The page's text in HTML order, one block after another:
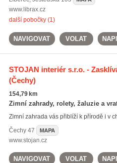
www.librax.cz
další pobočky (1)
NAVIGOVAT VOLAT
STOJAN interiér s.r.o. -
(Čechy)
154,79 km
Zimní zahrady, rolety, žaluzie a
Zimní zahrada vás přiblíží k přírodě i v
Čechy47 MAPA
www.stojan.cz
NAVIGOVAT VOLAT